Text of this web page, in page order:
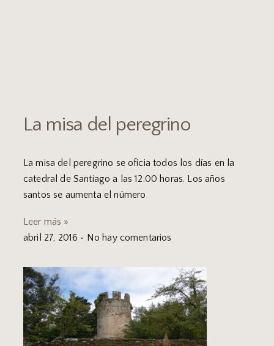
La misa del peregrino
La misa del peregrino se oficia todos los días en la
catedral de Santiago a las 12.00 horas. Los años
santos se aumenta el número
Leer más »
abril 27, 2016
No hay comentarios